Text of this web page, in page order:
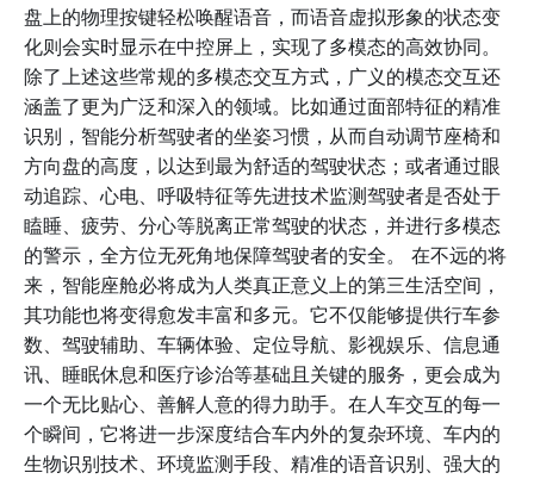
盘上的物理按键轻松唤醒语音，而语音虚拟形象的状态变
化则会实时显示在中控屏上，实现了多模态的高效协同。
除了上述这些常规的多模态交互方式，广义的模态交互还
涵盖了更为广泛和深入的领域。比如通过面部特征的精准
识别，智能分析驾驶者的坐姿习惯，从而自动调节座椅和
方向盘的高度，以达到最为舒适的驾驶状态；或者通过眼
动追踪、心电、呼吸特征等先进技术监测驾驶者是否处于
瞌睡、疲劳、分心等脱离正常驾驶的状态，并进行多模态
的警示，全方位无死角地保障驾驶者的安全。 在不远的将
来，智能座舱必将成为人类真正意义上的第三生活空间，
其功能也将变得愈发丰富和多元。它不仅能够提供行车参
数、驾驶辅助、车辆体验、定位导航、影视娱乐、信息通
讯、睡眠休息和医疗诊治等基础且关键的服务，更会成为
一个无比贴心、善解人意的得力助手。在人车交互的每一
个瞬间，它将进一步深度结合车内外的复杂环境、车内的
生物识别技术、环境监测手段、精准的语音识别、强大的